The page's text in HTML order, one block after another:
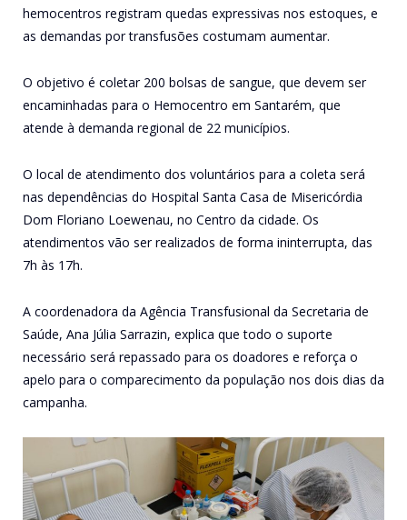
hemocentros registram quedas expressivas nos estoques, e
as demandas por transfusões costumam aumentar.
O objetivo é coletar 200 bolsas de sangue, que devem ser
encaminhadas para o Hemocentro em Santarém, que
atende à demanda regional de 22 municípios.
O local de atendimento dos voluntários para a coleta será
nas dependências do Hospital Santa Casa de Misericórdia
Dom Floriano Loewenau, no Centro da cidade. Os
atendimentos vão ser realizados de forma ininterrupta, das
7h às 17h.
A coordenadora da Agência Transfusional da Secretaria de
Saúde, Ana Júlia Sarrazin, explica que todo o suporte
necessário será repassado para os doadores e reforça o
apelo para o comparecimento da população nos dois dias da
campanha.